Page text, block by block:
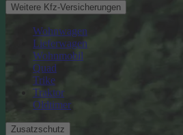
Weitere Kfz-Versicherungen
Wohnwagen
Lieferwagen
Wohnmobil
Quad
Trike
Traktor
Oldtimer
Zusatzschutz